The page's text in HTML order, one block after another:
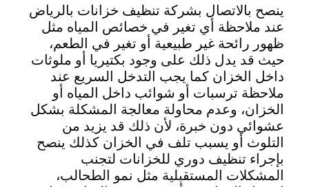
ينصح بالاتصال بشركة تنظيف خزانات بالرياض
عند ملاحظة أي تغير في خصائص المياه مثل
ظهور رائحة غير طبيعية أو تغير في الطعم،
حيث قد يدل ذلك على وجود بكتيريا أو ملوثات
داخل الخزان كما يجب التدخل السريع عند
ملاحظة ترسبات أو شوائب داخل المياه أو
الخزان، وعدم محاولة معالجة المشكلة بشكل
عشوائي دون خبرة، لأن ذلك قد يزيد من
التلوث أو يسبب تلف في الخزان كذلك ينصح
بإجراء تنظيف دوري للخزانات لتجنب
المشكلات المستقبلية مثل نمو الطحالب،